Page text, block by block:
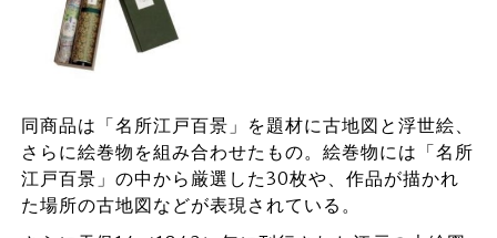
同商品は「名所江戸百景」を題材に古地図と浮世絵、
さらに絵巻物を組み合わせたもの。絵巻物には「名所
江戸百景」の中から厳選した30枚や、作品が描かれ
た場所の古地図などが表現されている。